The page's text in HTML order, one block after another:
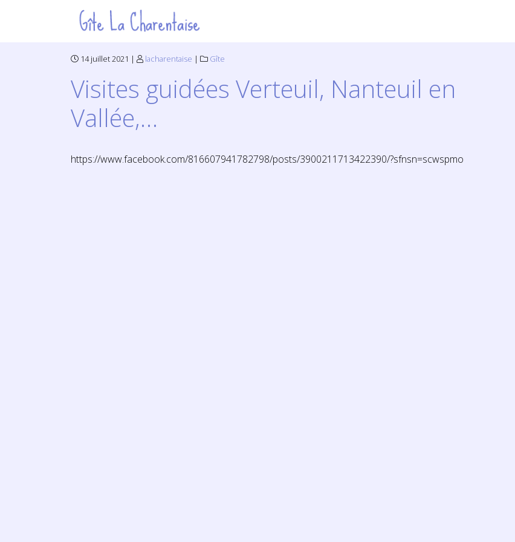
14 juillet 2021 | lacharentaise | Gîte
Visites guidées Verteuil, Nanteuil en
Vallée,…
https://www.facebook.com/816607941782798/posts/3900211713422390/?sfnsn=scwspmo